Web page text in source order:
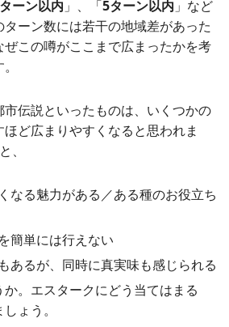
ーン以内 」、「5ターン以内 」など
ーン数には若干の地域差があった
この噂がここまで広まったかを考
伝説といったものは、いくつかの
ど広まりやすくなると思われま
、
なる魅力がある／ある種のお役立ち
簡単には行えない
あるが、同時に真実味も感じられる
。エスタークにどう当てはまる
ょう。